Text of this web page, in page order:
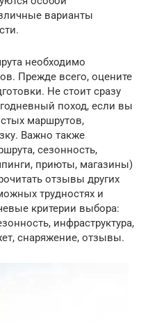
варианты
необходимо
Прежде всего, оцените
Не стоит сразу
поход, если вы
маршрутов,
Важно также
сезонность,
приюты, магазины)
отзывы других
трудностях и
критерии выбора:
инфраструктура,
снаряжение, отзывы.